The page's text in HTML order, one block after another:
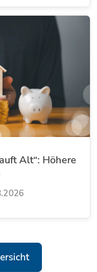
Alt“: Höhere